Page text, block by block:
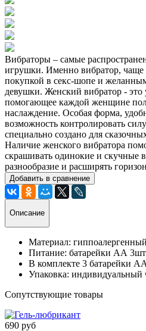
Вибраторы – самые
игрушки. Именно вибратор, чаще
покупкой в секс-шопе и
девушки. Женский вибратор - это
помогающее каждой женщине
наслаждение. Особая форма,
возможность контролировать
специально создано для
Наличие женского вибратора
скрашивать одинокие и скучные
разнообразие и расширять
Добавить в сравнение
Описание
Материал: гиппоалергенный
Питание: батарейки АА 3шт
В комплекте 3 батарейки
Упаковка:
Сопутствующие товары
690 руб